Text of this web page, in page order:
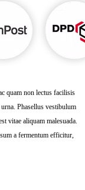
quam non lectus facilisis
Phasellus vestibulum
vitae aliquam malesuada.
a fermentum efficitur,